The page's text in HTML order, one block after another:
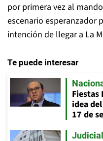
por primera vez al
escenario esperanzador
intención de llegar a La
Te puede interesar
Fiestas
idea
17 de
Judicial